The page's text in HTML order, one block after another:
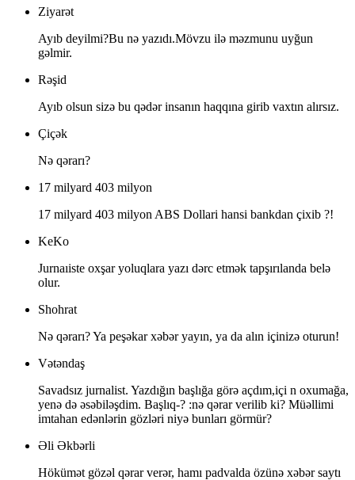
Ziyarət
Ayıb deyilmi?Bu nə yazıdı.Mövzu ilə məzmunu uyğun
gəlmir.
Rəşid
Ayıb olsun sizə bu qədər insanın haqqına girib vaxtın alırsız.
Çiçək
Nə qərarı?
17 milyard 403 milyon
17 milyard 403 milyon ABS Dollari hansi bankdan çixib ?!
KeKo
Jurnaıiste oxşar yoluqlara yazı dərc etmək tapşırılanda belə
olur.
Shohrat
Nə qərarı? Ya peşəkar xəbər yayın, ya da alın içinizə oturun!
Vətəndaş
Savadsız jurnalist. Yazdığın başlığa görə açdım,içi n oxumağa,
yenə də əsəbiləşdim. Başlıq-? :nə qərar verilib ki? Müəllimi
imtahan edənlərin gözləri niyə bunları görmür?
Əli Əkbərli
Hökümət gözəl qərar verər, hamı padvalda özünə xəbər saytı